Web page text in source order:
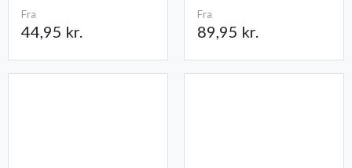
Fra
44,95 kr.
Fra
89,95 kr.